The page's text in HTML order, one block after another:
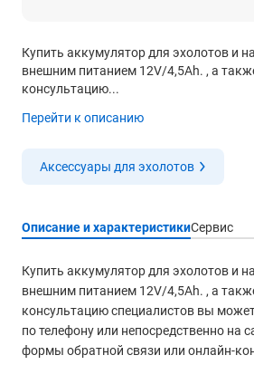
Купить аккумулятор для эхолотов и
внешним питанием 12V/4,5Аh. , а
консультацию...
Перейти к описанию
Аксессуары для эхолотов
Описание и характеристикиСервис
Купить аккумулятор для эхолотов и
внешним питанием 12V/4,5Аh. , а
консультацию специалистов вы
по телефону или непосредственно на
формы обратной связи или онлайн-